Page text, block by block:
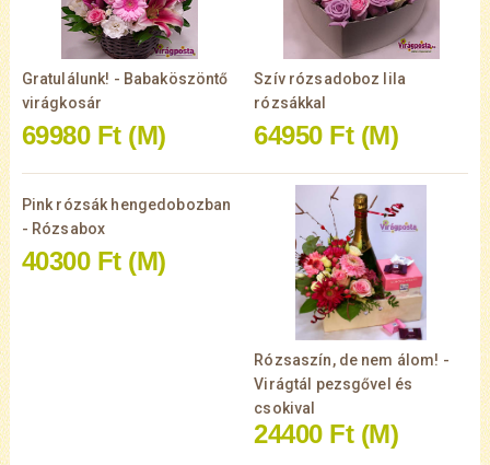
Gratulálunk! - Babaköszöntő
virágkosár
69980 Ft (M)
Szív rózsadoboz lila
rózsákkal
64950 Ft (M)
Pink rózsák hengedobozban
- Rózsabox
40300 Ft (M)
Rózsaszín, de nem álom! -
Virágtál pezsgővel és
csokival
24400 Ft (M)